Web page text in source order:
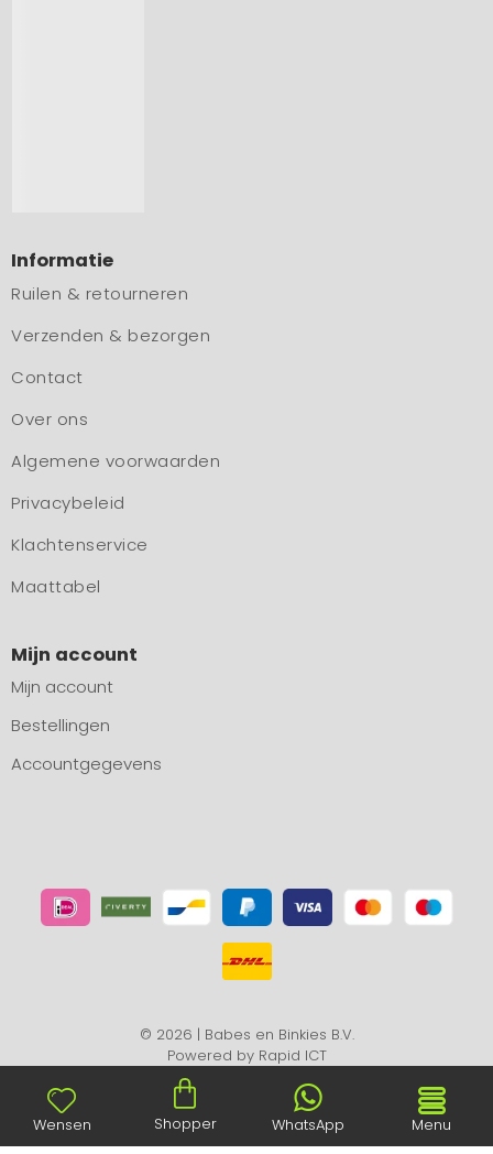
Informatie
Ruilen & retourneren
Verzenden & bezorgen
Contact
Over ons
Algemene voorwaarden
Privacybeleid
Klachtenservice
Maattabel
Mijn account
Mijn account
Bestellingen
Accountgegevens
© 2026 | Babes en Binkies B.V.
Powered by Rapid ICT
Wensen Shopper WhatsApp Menu